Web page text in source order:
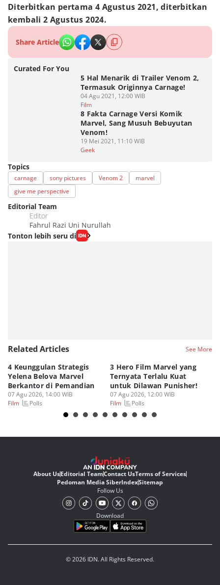
Diterbitkan pertama 4 Agustus 2021, diterbitkan
kembali 2 Agustus 2024.
Share Article
Curated For You
5 Hal Menarik di Trailer Venom 2,
Termasuk Originnya Carnage!
04 Agu 2021, 12:00 WIB
Film
8 Fakta Carnage Versi Komik
Marvel, Sang Musuh Bebuyutan
Venom!
19 Mei 2021, 11:10 WIB
Geek
Topics
carnage sony pictures Venom 2
marvel
give me perspective
Editorial Team
Editor
Fahrul Razi Uni Nurullah
Tonton lebih seru di
Related Articles See More
4 Keunggulan Strategis
Yelena Belova Marvel
Berkantor di Pemandian
07 Agu 2026, 14:00 WIB
Film
Polls
3 Hero Film Marvel yang
Ternyata Terlalu Kuat
untuk Dilawan Punisher!
07 Agu 2026, 12:00 WIB
Film
Polls
About UsEditorial TeamContact UsTerms of Services
Pedoman Media SiberIndexSitemap
Follow Us
Download
© 2026 IDN. All Rights Reserved.